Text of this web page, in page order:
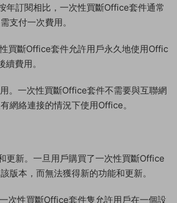
年訂閱相比，一次性買斷Office套件通常
支付一次費用。
買斷Office套件允許用戶永久地使用Offic
費用。
。一次性買斷Office套件不需要與互聯網
網絡連接的情況下使用Office。
更新。一旦用戶購買了一次性買斷Office
版本，而無法獲得新的功能和更新。
次性買斷Office套件隻允許用戶在一個設